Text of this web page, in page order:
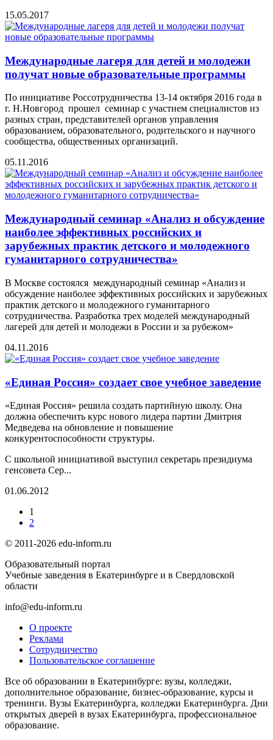
15.05.2017
Международные лагеря для детей и молодежи
получат новые образовательные программы
По инициативе Россотрудничества 13-14 октября 2016 года в
г. Н.Новгород прошел семинар с участием специалистов из
разных стран, представителей органов управления
образованием, образовательного, родительского и научного
сообщества, общественных организаций.
05.11.2016
Международный семинар «Анализ и обсуждение
наиболее эффективных российских и
зарубежных практик детского и молодежного
гуманитарного сотрудничества»
В Москве состоялся международный семинар «Анализ и
обсуждение наиболее эффективных российских и зарубежных
практик детского и молодежного гуманитарного
сотрудничества. Разработка трех моделей международный
лагерей для детей и молодежи в России и за рубежом»
04.11.2016
«Единая Россия» создает свое учебное заведение
«Единая Россия» решила создать партийную школу. Она
должна обеспечить курс нового лидера партии Дмитрия
Медведева на обновление и повышение
конкурентоспособности структуры.
С школьной инициативой выступил секретарь президиума
генсовета Сер...
01.06.2012
1
2
© 2011-2026 edu-inform.ru
Образовательный портал
Учебные заведения в Екатеринбурге и в Свердловской
области
info@edu-inform.ru
О проекте
Реклама
Сотрудничество
Пользовательское соглашение
Все об образовании в Екатеринбурге: вузы, колледжи,
дополнительное образование, бизнес-образование, курсы и
тренинги. Вузы Екатеринбурга, колледжи Екатеринбурга. Дни
открытых дверей в вузах Екатеринбурга, профессиональное
образование.